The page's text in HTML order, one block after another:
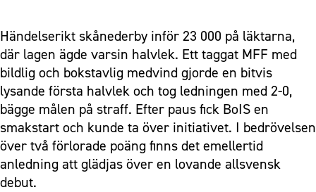
Händelserikt skånederby inför 23 000 på läktarna,
där lagen ägde varsin halvlek. Ett taggat MFF med
bildlig och bokstavlig medvind gjorde en bitvis
lysande första halvlek och tog ledningen med 2-0,
bägge målen på straff. Efter paus fick BoIS en
smakstart och kunde ta över initiativet. I bedrövelsen
över två förlorade poäng finns det emellertid
anledning att glädjas över en lovande allsvensk
debut.